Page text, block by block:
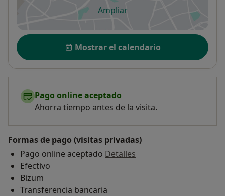
Ampliarse abre en una nueva
Disponibilidad
Mostrar el calendario
Pago online aceptado
Ahorra tiempo antes de la visita.
Formas de pago (visitas privadas)
Pago online aceptado Detalles
Efectivo
Bizum
Transferencia bancaria